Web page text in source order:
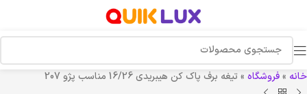
خانه »فروشگاه »تیغه برف پاک کن هیبریدی 16/26 مناسب پژو 207